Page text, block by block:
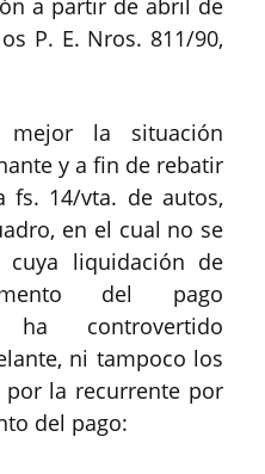
a partir de abril de
P. E. Nros. 811/90,
mejor la situación
y a fin de rebatir
fs. 14/vta. de autos,
en el cual no se
cuya liquidación de
del pago
ha controvertido
ni tampoco los
la recurrente por
del pago: